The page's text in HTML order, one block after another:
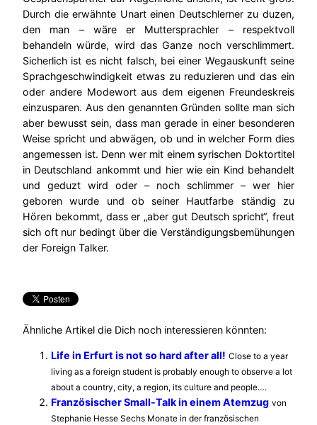
Durch die erwähnte Unart einen Deutschlerner zu duzen,
den man – wäre er Muttersprachler – respektvoll
behandeln würde, wird das Ganze noch verschlimmert.
Sicherlich ist es nicht falsch, bei einer Wegauskunft seine
Sprachgeschwindigkeit etwas zu reduzieren und das ein
oder andere Modewort aus dem eigenen Freundeskreis
einzusparen. Aus den genannten Gründen sollte man sich
aber bewusst sein, dass man gerade in einer besonderen
Weise spricht und abwägen, ob und in welcher Form dies
angemessen ist. Denn wer mit einem syrischen Doktortitel
in Deutschland ankommt und hier wie ein Kind behandelt
und geduzt wird oder – noch schlimmer – wer hier
geboren wurde und ob seiner Hautfarbe ständig zu
Hören bekommt, dass er „aber gut Deutsch spricht“, freut
sich oft nur bedingt über die Verständigungsbemühungen
der Foreign Talker.
Ähnliche Artikel die Dich noch interessieren könnten:
Life in Erfurt is not so hard after all! Close to a year
living as a foreign student is probably enough to observe a lot
about a country, city, a region, its culture and people….
Französischer Small-Talk in einem Atemzug von
Stephanie Hesse Sechs Monate in der französischen